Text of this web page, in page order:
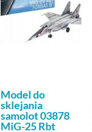
Model do
sklejania
samolot 03878
MiG-25 Rbt